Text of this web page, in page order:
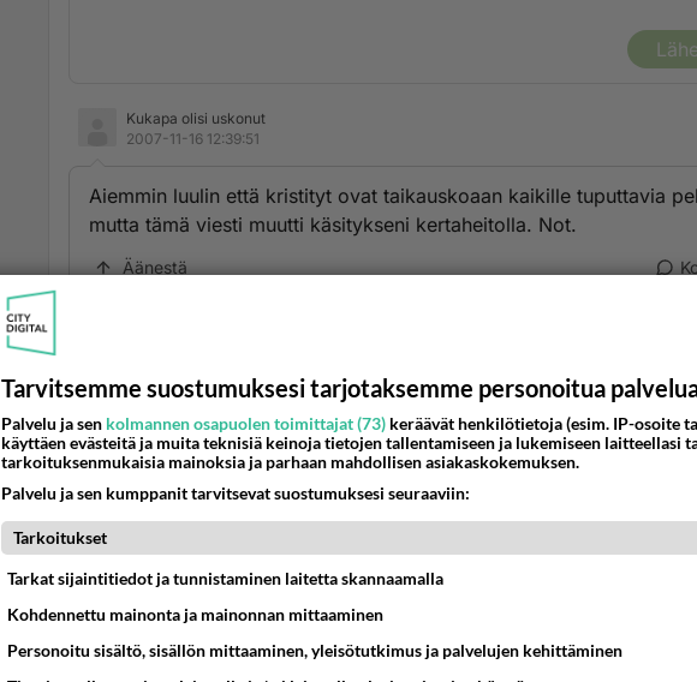
Kukapa olisi uskonut
2007-11-16 12:39:51
Aiemmin luulin että kristityt ovat taikauskoaan kaikille tuputtavia
mutta tämä viesti muutti käsitykseni kertaheitolla. Not.
Äänestä
LÄÄKKEET!
Äänestä
Varvaskostaja
2007-11-21 12:21:37
Minä en kumarra mitään enkä ketään.
Äänestä
Tarvitsemme suostumuksesi tarjotaksemme personoitua
Palvelu ja sen kolmannen osapuolen toimittajat (73) keräävät henkilötietoja (esim. IP-osoite
käyttäen evästeitä ja muita teknisiä keinoja tietojen tallentamiseen ja lukemiseen laitteellasi
tarkoituksenmukaisia mainoksia ja parhaan mahdollisen asiakaskokemuksen.
Palvelu ja sen kumppanit tarvitsevat suostumuksesi seuraaviin:
Tarkoitukset
Tarkat sijaintitiedot ja tunnistaminen laitetta skannaamalla
Kohdennettu mainonta ja mainonnan mittaaminen
Personoitu sisältö, sisällön mittaaminen, yleisötutkimus ja palvelujen kehittäminen